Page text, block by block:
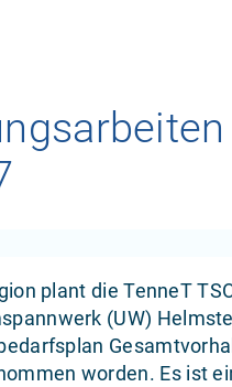
plant die TenneT
(UW)
worden. Es ist